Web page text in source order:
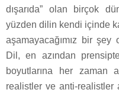
dışarıda” olan birçok
yüzden dilin kendi içinde
aşamayacağımız bir şey
Dil, en azından
boyutlarına her zaman
realistler ve anti-realistler